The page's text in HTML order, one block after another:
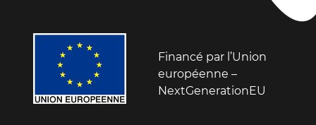
Financé par l’Union
européenne –
NextGenerationEU